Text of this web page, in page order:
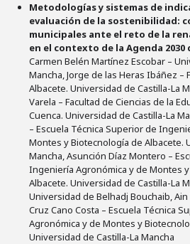
Metodologías y sistemas de
evaluación de la sostenibilidad:
municipales ante el reto de la
en el contexto de la Agenda 2030
Carmen Belén Martínez Escobar –
Mancha, Jorge de las Heras Ibáñez –
Albacete. Universidad de Castilla-La
Varela – Facultad de Ciencias de la
Cuenca. Universidad de Castilla-La
– Escuela Técnica Superior de
Montes y Biotecnología de Albacete.
Mancha, Asunción Díaz Montero –
Ingeniería Agronómica y de Montes
Albacete. Universidad de Castilla-La
Universidad de Belhadj Bouchaib,
Cruz Cano Costa – Escuela Técnica
Agronómica y de Montes y
Universidad de Castilla-La Mancha